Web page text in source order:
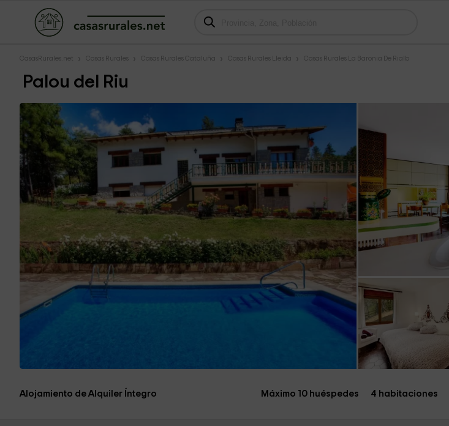
CasasRurales.net Casas Rurales Casas Rurales Cataluña Casas Rurales Lleida Casas Rurales La Baronia De Rialb
Palou del Riu
Alojamiento de Alquiler Íntegro Máximo 10 huéspedes 4 habitaciones